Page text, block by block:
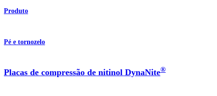
Produto
Pé e tornozelo
Placas de compressão de nitinol DynaNite®